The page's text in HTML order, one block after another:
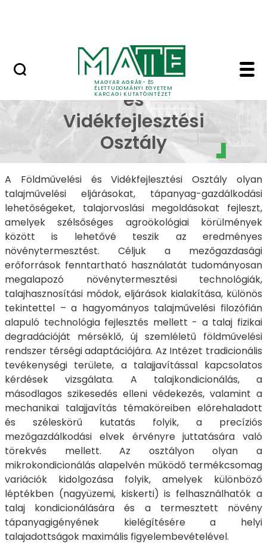
MAGYAR AGRÁR- ÉS
ÉLETTUDOMÁNYI EGYETEM
KARCAGI KUTATÓINTÉZET
FVO - Karcagi
Földművelési
és
Vidékfejlesztési
Osztály
A Földművelési és Vidékfejlesztési Osztály olyan
talajművelési eljárásokat, tápanyag-gazdálkodási
lehetőségeket, talajorvoslási megoldásokat fejleszt,
amelyek szélsőséges agroökológiai körülmények
között is lehetővé teszik az eredményes
növénytermesztést. Céljuk a mezőgazdasági
erőforrások fenntartható használatát tudományosan
megalapozó növénytermesztési technológiák,
talajhasznosítási módok, eljárások kialakítása, különös
tekintettel – a hagyományos talajművelési filozófián
alapuló technológia fejlesztés mellett - a talaj fizikai
degradációját mérséklő, új szemléletű földművelési
rendszer térségi adaptációjára. Az Intézet tradicionális
tevékenységi területe, a talajjavítással kapcsolatos
kérdések vizsgálata. A talajkondicionálás, a
másodlagos szikesedés elleni védekezés, valamint a
mechanikai talajjavítás témaköreiben előrehaladott
és széleskörű kutatás folyik, a precíziós
mezőgazdálkodási elvek érvényre juttatására való
törekvés mellett. Az osztályon olyan a
mikrokondicionálás alapelvén működő termékcsomag
variációk kidolgozása folyik, amelyek különböző
léptékben (nagyüzemi, kiskerti) is felhasználhatók a
talaj kondicionálására és a termesztett növény
tápanyagigényének kielégítésére a helyi
talajadottságok maximális figyelembevételével.